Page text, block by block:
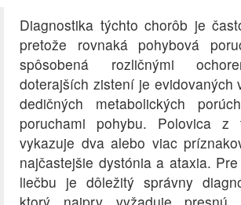
Diagnostika týchto chorôb je
pretože rovnaká pohybová
spôsobená rozličnými
doterajších zistení je evidovaných
dedičných metabolických
poruchami pohybu. Polovica z
vykazuje dva alebo viac
najčastejšie dystónia a ataxia.
liečbu je dôležitý správny